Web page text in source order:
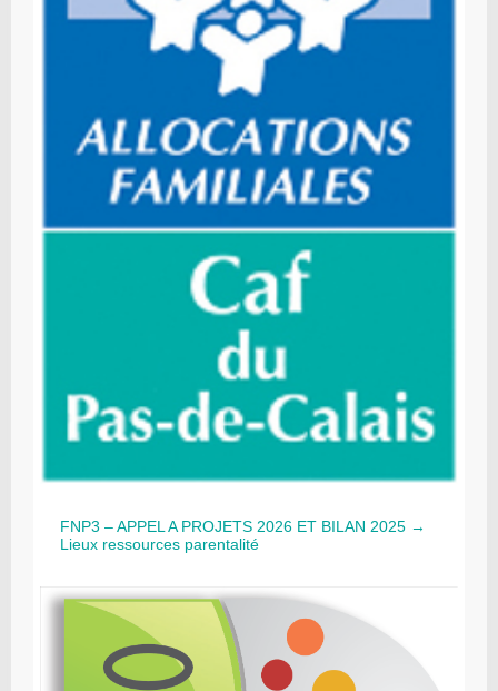
FNP3 – APPEL A PROJETS 2026 ET BILAN 2025 →
Lieux ressources parentalité